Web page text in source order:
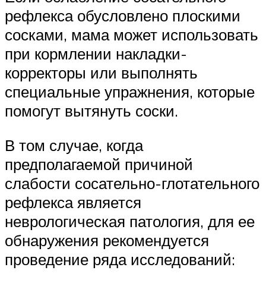
рефлекса обусловлено плоскими
сосками, мама может использовать
при кормлении накладки-
корректоры или выполнять
специальные упражнения, которые
помогут вытянуть соски.
В том случае, когда
предполагаемой причиной
слабости сосательно-глотательного
рефлекса является
неврологическая патология, для ее
обнаружения рекомендуется
проведение ряда исследований: